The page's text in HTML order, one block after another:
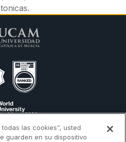
Admisión
las cookies”, usted
guarden en su dispositivo